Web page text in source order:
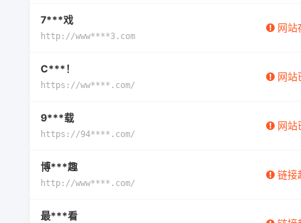
7***戏
http://www****3.com
网站
C***！
https://ww****.com/
网站
9***载
https://94****.com/
网站
博***趣
http://www****.com/
链接
最***看